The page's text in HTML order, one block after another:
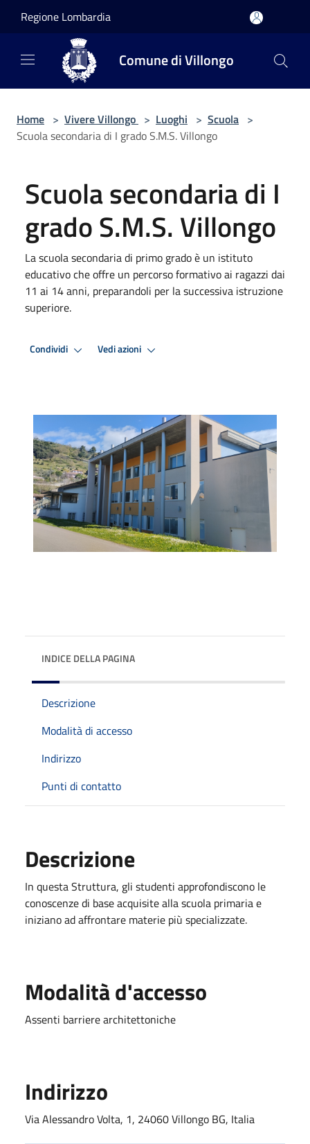
Regione Lombardia
Comune di Villongo
Home > Vivere Villongo > Luoghi > Scuola >
Scuola secondaria di I grado S.M.S. Villongo
Scuola secondaria di I
grado S.M.S. Villongo
La scuola secondaria di primo grado è un istituto
educativo che offre un percorso formativo ai ragazzi dai
11 ai 14 anni, preparandoli per la successiva istruzione
superiore.
Condividi Vedi azioni
INDICE DELLA PAGINA
Descrizione
Modalità di accesso
Indirizzo
Punti di contatto
Descrizione
In questa Struttura, gli studenti approfondiscono le
conoscenze di base acquisite alla scuola primaria e
iniziano ad affrontare materie più specializzate.
Modalità d'accesso
Assenti barriere architettoniche
Indirizzo
Via Alessandro Volta, 1, 24060 Villongo BG, Italia